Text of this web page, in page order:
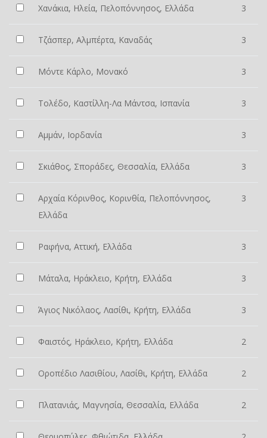
Χανάκια, Ηλεία, Πελοπόννησος, Ελλάδα 3
Τζάσπερ, Αλμπέρτα, Καναδάς 3
Μόντε Κάρλο, Μονακό 3
Τολέδο, Καστίλλη-Λα Μάντσα, Ισπανία 3
Αμμάν, Ιορδανία 3
Σκιάθος, Σποράδες, Θεσσαλία, Ελλάδα 3
Αρχαία Κόρινθος, Κορινθία, Πελοπόννησος,
Ελλάδα
3
Ραφήνα, Αττική, Ελλάδα 3
Μάταλα, Ηράκλειο, Κρήτη, Ελλάδα 3
Άγιος Νικόλαος, Λασίθι, Κρήτη, Ελλάδα 3
Φαιστός, Ηράκλειο, Κρήτη, Ελλάδα 2
Οροπέδιο Λασιθίου, Λασίθι, Κρήτη, Ελλάδα 2
Πλατανιάς, Μαγνησία, Θεσσαλία, Ελλάδα 2